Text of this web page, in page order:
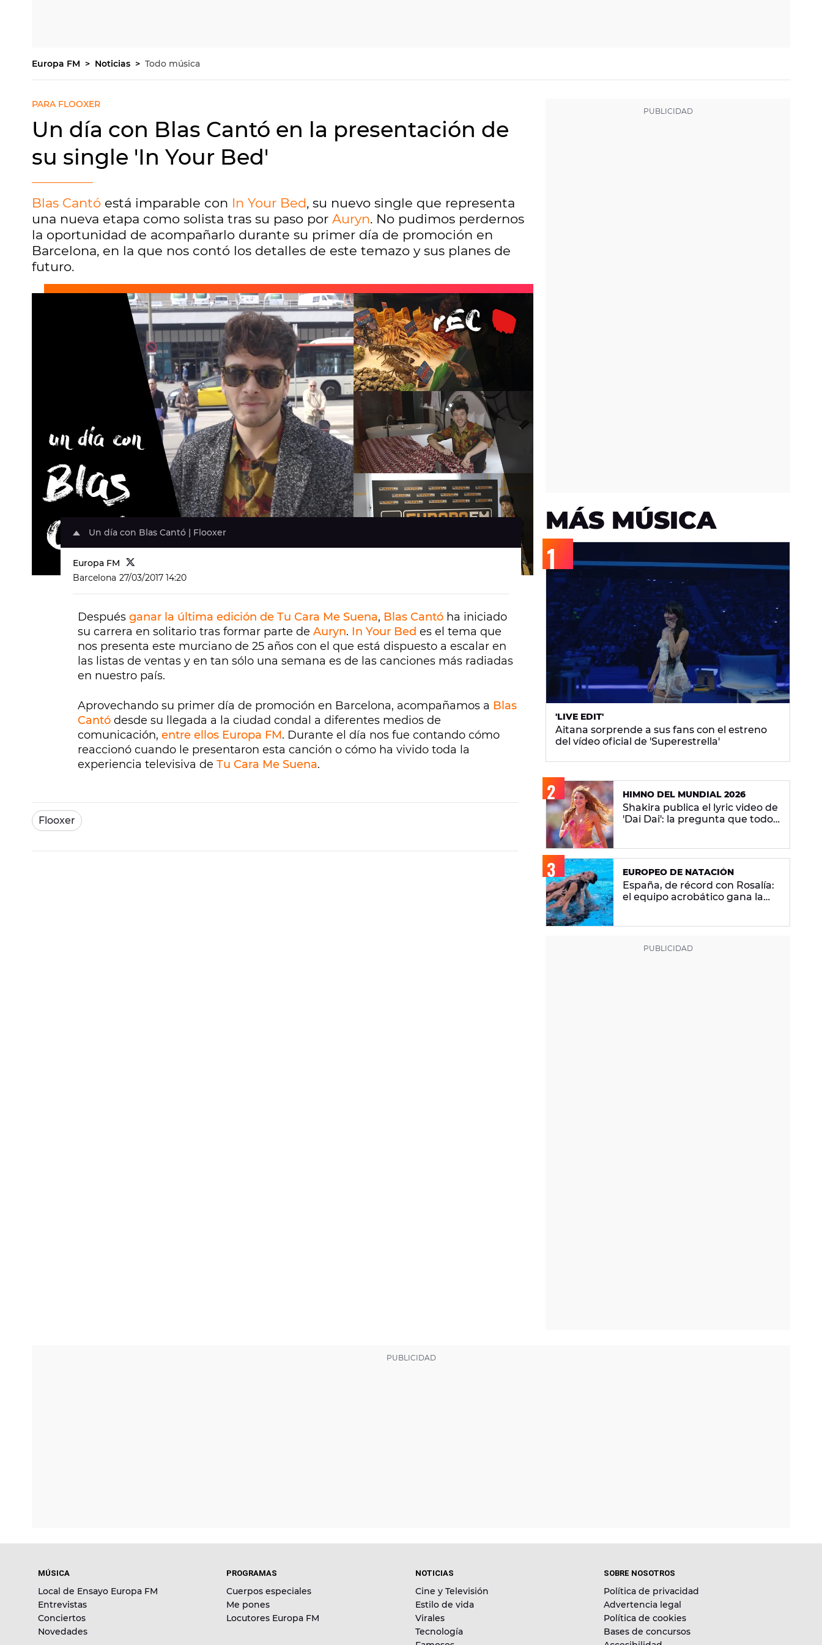
Europa FM Noticias Todo música
PARA FLOOXER
Un día con Blas Cantó en la presentación de
su single 'In Your Bed'
Blas Cantó está imparable con In Your Bed, su nuevo single que representa
una nueva etapa como solista tras su paso por Auryn. No pudimos perdernos
la oportunidad de acompañarlo durante su primer día de promoción en
Barcelona, en la que nos contó los detalles de este temazo y sus planes de
futuro.
Un día con Blas Cantó | Flooxer
Europa FM
Barcelona 27/03/2017 14:20
Después ganar la última edición de Tu Cara Me Suena, Blas Cantó ha iniciado
su carrera en solitario tras formar parte de Auryn. In Your Bed es el tema que
nos presenta este murciano de 25 años con el que está dispuesto a escalar en
las listas de ventas y en tan sólo una semana es de las canciones más radiadas
en nuestro país.
Aprovechando su primer día de promoción en Barcelona, acompañamos a Blas
Cantó desde su llegada a la ciudad condal a diferentes medios de
comunicación, entre ellos Europa FM. Durante el día nos fue contando cómo
reaccionó cuando le presentaron esta canción o cómo ha vivido toda la
experiencia televisiva de Tu Cara Me Suena.
Flooxer
MÁS MÚSICA
'LIVE EDIT'
Aitana sorprende a sus fans con el estreno
del vídeo oficial de 'Superestrella'
HIMNO DEL MUNDIAL 2026
Shakira publica el lyric video de
'Dai Dai': la pregunta que todos
EUROPEO DE NATACIÓN
España, de récord con Rosalía:
el equipo acrobático gana la
MÚSICA
Local de Ensayo Europa FM
Entrevistas
Conciertos
Novedades
PROGRAMAS
Cuerpos especiales
Me pones
Locutores Europa FM
NOTICIAS
Cine y Televisión
Estilo de vida
Virales
Tecnología
SOBRE NOSOTROS
Política de privacidad
Advertencia legal
Política de cookies
Bases de concursos